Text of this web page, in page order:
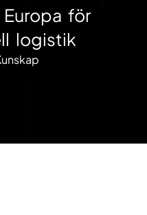
för
logistik